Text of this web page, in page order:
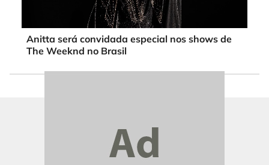
Anitta será convidada especial nos shows de
The Weeknd no Brasil